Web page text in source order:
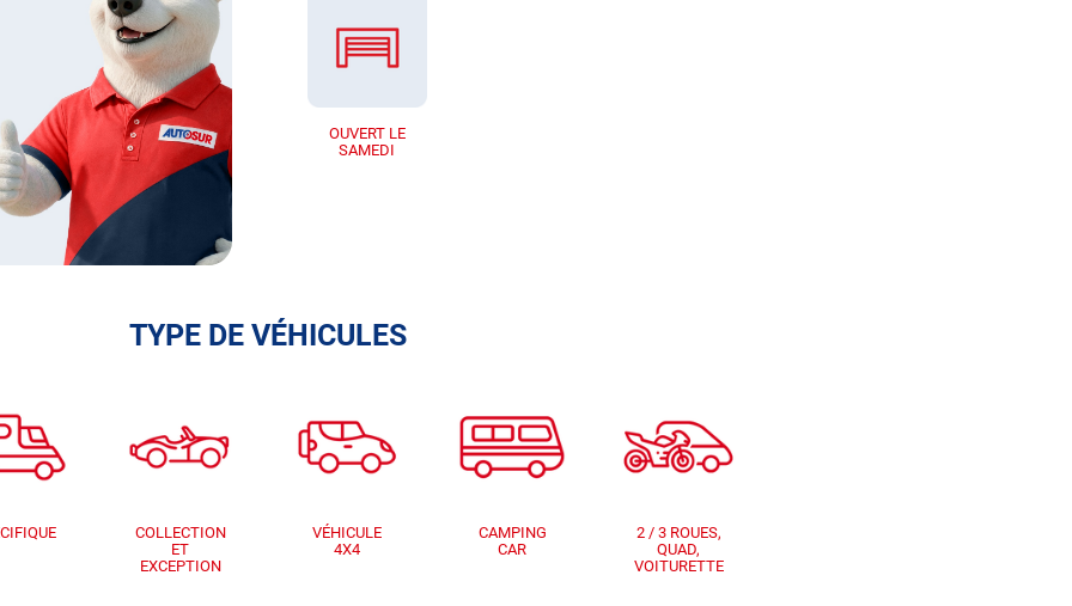
OUVERT LE
SAMEDI
TYPE DE VÉHICULES
COLLECTION
ET
EXCEPTION
VÉHICULE
4X4
CAMPING
CAR
2 / 3 ROUES,
QUAD,
VOITURETTE